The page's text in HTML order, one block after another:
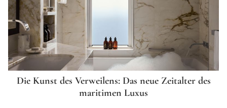
Die Kunst des Verweilens: Das neue Zeitalter des
maritimen Luxus